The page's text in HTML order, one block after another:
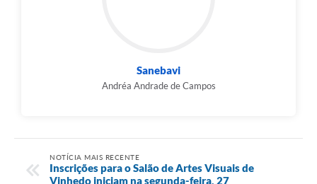
Sanebavi
Andréa Andrade de Campos
NOTÍCIA MAIS RECENTE
Inscrições para o Salão de Artes Visuais de
Vinhedo iniciam na segunda-feira, 27